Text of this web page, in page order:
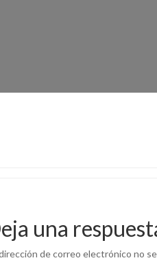
una
de correo electrónico no